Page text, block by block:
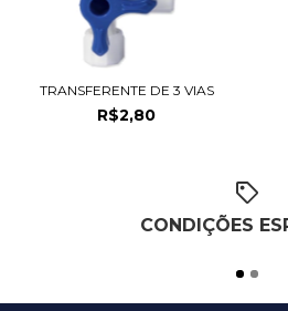
TRANSFERENTE DE 3 VIAS
R$2,80
CONDIÇÕES